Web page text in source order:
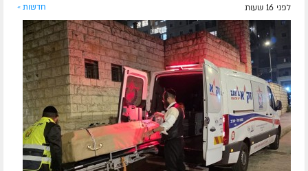
לפני 16 שעות חדשות »